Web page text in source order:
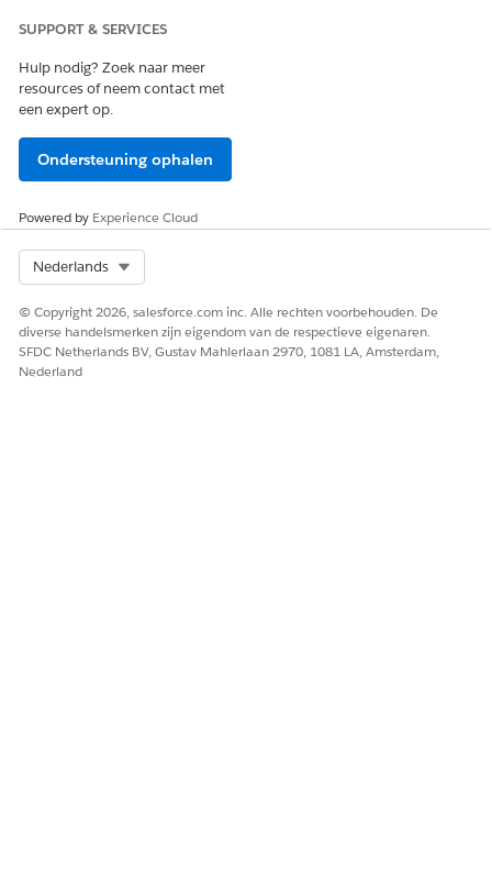
ZIE OOK:
Handelsagent voor Handel
Agentforce voor Commerce
HEEFT DIT ARTIKEL UW PROBLEEM OPGELOST?
SUPPORT & SERVICES
Hulp nodig? Zoek naar meer
resources of neem contact met
een expert op.
Ondersteuning ophalen
Powered by Experience Cloud
Nederlands
© Copyright 2026, salesforce.com inc. Alle rechten voorbehouden. De
diverse handelsmerken zijn eigendom van de respectieve eigenaren.
SFDC Netherlands BV, Gustav Mahlerlaan 2970, 1081 LA, Amsterdam,
Nederland